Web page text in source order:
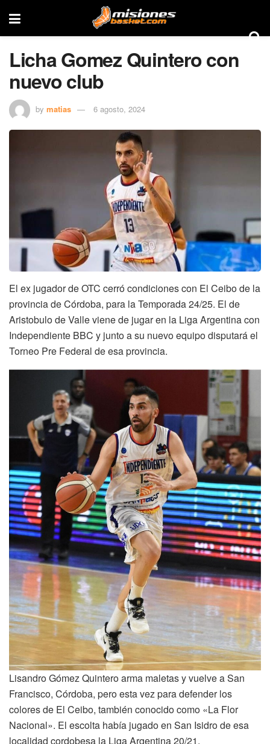
Licha Gomez Quintero con
nuevo club
by matias 6 agosto, 2024
El ex jugador de OTC cerró condiciones con El Ceibo de la
provincia de Córdoba, para la Temporada 24/25. El de
Aristobulo de Valle viene de jugar en la Liga Argentina con
Independiente BBC y junto a su nuevo equipo disputará el
Torneo Pre Federal de esa provincia.
Lisandro Gómez Quintero arma maletas y vuelve a San
Francisco, Córdoba, pero esta vez para defender los
colores de El Ceibo, también conocido como «La Flor
Nacional». El escolta había jugado en San Isidro de esa
localidad cordobesa la Liga Argentina 20/21.